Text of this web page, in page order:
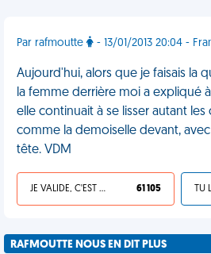
Par rafmoutte - 13/01/2013 20:04 -
Aujourd'hui, alors que je faisais la
la femme derrière moi a expliqué
elle continuait à se lisser autant les
comme la demoiselle devant,
tête. VDM
JE VALIDE, C'EST UNE VDM 61 105
RAFMOUTTE NOUS EN DIT PLUS